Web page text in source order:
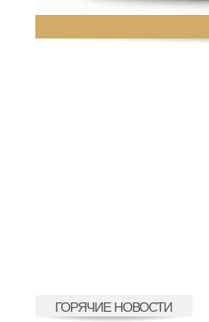
ГОРЯЧИЕ НОВОСТИ